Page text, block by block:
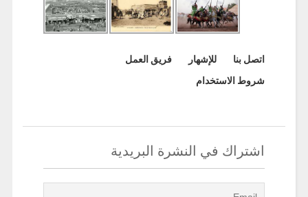
اتصل بنا للإشهار
فريق العمل
شروط الاستخدام
اشتراك في النشرة البريدية